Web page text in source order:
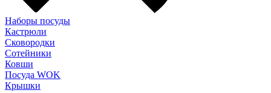
Наборы посуды
Кастрюли
Сковородки
Сотейники
Ковши
Посуда WOK
Крышки